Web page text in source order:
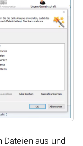
aus und